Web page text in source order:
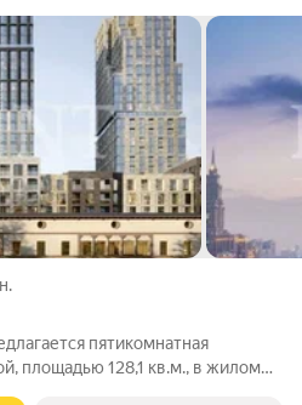
пятикомнатная
площадью 128,1 кв.м., в жилом